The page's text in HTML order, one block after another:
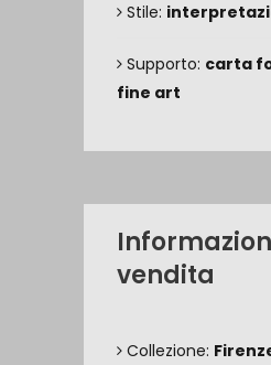
Stile:
Supporto: carta
fine art
vendita
Collezione: